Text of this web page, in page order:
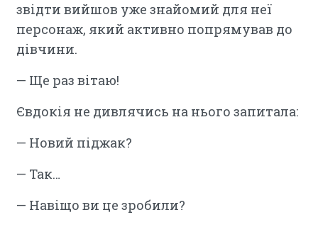
звідти вийшов уже знайомий для неї
персонаж, який активно попрямував до
дівчини.
— Ще раз вітаю!
Євдокія не дивлячись на нього запитала:
— Новий піджак?
— Так…
— Навіщо ви це зробили?